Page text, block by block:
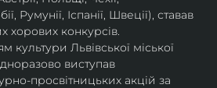
Румунії, Іспанії, Швеції), ставав
хорових конкурсів.
культури Львівської міської
виступав
просвітницьких акцій за